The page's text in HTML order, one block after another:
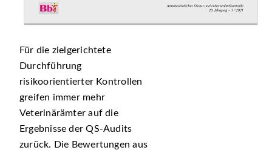
Für die zielgerichtete
Durchführung
risikoorientierter Kontrollen
greifen immer mehr
Veterinärämter auf die
Ergebnisse der QS-Audits
zurück. Die Bewertungen aus